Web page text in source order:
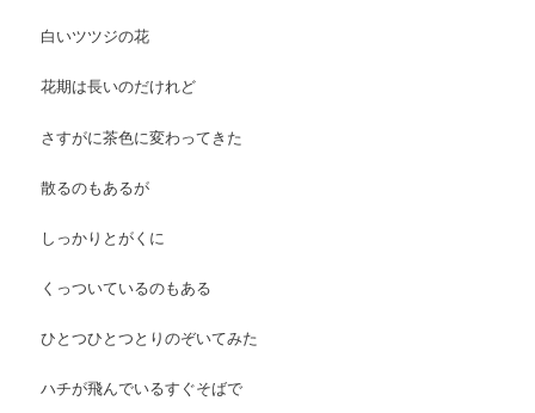
白いツツジの花
花期は長いのだけれど
さすがに茶色に変わってきた
散るのもあるが
しっかりとがくに
くっついているのもある
ひとつひとつとりのぞいてみた
ハチが飛んでいるすぐそばで